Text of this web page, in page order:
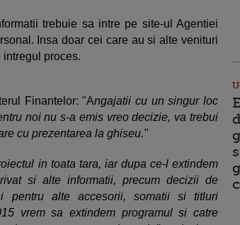
trebuie sa intre pe site-ul Agentiei
Insa doar cei care au si alte venituri
proces.
Finantelor: "Angajatii cu un singur loc
noi nu s-a emis vreo decizie, va trebui
cu prezentarea la ghiseu."
in toata tara, iar dupa ce-l extindem
si alte informatii, precum decizii de
pentru alte accesorii, somatii si titluri
vrem sa extindem programul si catre